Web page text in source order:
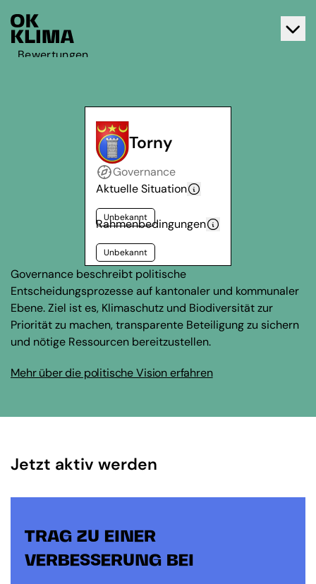
Bewertungen
Torny
Governance
Aktuelle Situation
Unbekannt
Rahmenbedingungen
Unbekannt
Governance beschreibt politische
Entscheidungsprozesse auf kantonaler und kommunaler
Ebene. Ziel ist es, Klimaschutz und Biodiversität zur
Priorität zu machen, transparente Beteiligung zu sichern
und nötige Ressourcen bereitzustellen.
Mehr über die politische Vision erfahren
Jetzt aktiv werden
TRAG ZU EINER
VERBESSERUNG BEI